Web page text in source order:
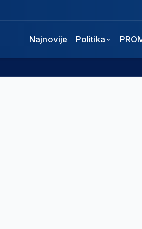
Najnovije Politika